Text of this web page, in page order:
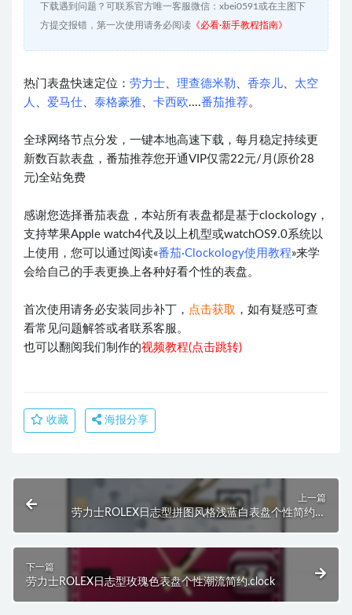
下载遇到问题？可联系官方唯一客服微信：xbei0591或在主图下
方提交报错，第一次使用请务必阅读 《必看·新手教程指南》
热门表盘快速定位： 劳力士 理查德米勒 香奈儿
太空
人
爱马仕 泰格豪雅 卡西欧....番茄推荐。
全球网络节点分发，一键本地高速下载，每月稳定持续更
新数百款表盘，番茄推荐您开通VIP仅需22元/月(原价28
元)全站免费
感谢您选择番茄表盘，本站所有表盘都是基于clockology，
支持苹果Apple watch4代及以上机型或watchOS9.0系统以
上使用，您可以通过阅读«番茄·Clockology使用教程»来学
会给自己的手表更换上各种好看个性的表盘。
首次使用请务必安装同步补丁， 点击获取 ，如有疑惑可查
看常见问题解答或者联系客服。
也可以翻阅我们制作的视频教程(点击跳转)
收藏 海报分享
上一篇
劳力士ROLEX日志型拼图风格浅蓝白表盘个性简约潮
下一篇
劳力士ROLEX日志型玫瑰色表盘个性潮流简约.clock